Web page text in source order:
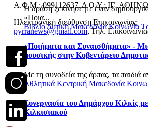
Η δράση ξεκίνησε με έναν
«Ποια...
ΒιβλίοΔυτική ΜακεδονίαΚοινωνία
«Ποιήματα και Συναισθήματα» -
μουσικής στην Κοβεντάρειο
Με τη συνοδεία της άρπας, τα
Αθλητικά Κεντρική Μακεδονία
Συνεργασία του Δημάρχου Κιλκίς
Κιλκισιακού
Α.Φ.Μ.: 099112637, Δ.Ο.Υ.: ΙΓ΄
Ηλεκτρονική διεύθυνση Επικοινωνίας:
pyrranews@gmail.com, Τηλ.